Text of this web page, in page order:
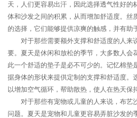
天，人们更容易出汗，因此选择透气性好的
体和沙发之间的积累，从而增加舒适度。丝
的选择，它们能够提供凉爽的触感，并有助
对于那些需要额外支撑和舒适度的人来
要。夏天是休闲和放松的季节，大多数人会
此一个舒适的垫子是必不可少的。记忆棉垫
据身体的形状来提供定制的支撑和舒适度。
以增加空气循环，帮助散热，使人在热天保
对于那些有宠物或儿童的人来说，布艺
问题。夏天是宠物和儿童更容易弄脏沙发的